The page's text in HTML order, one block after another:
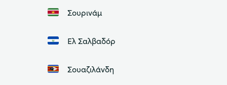
Σουρινάμ
Ελ Σαλβαδόρ
Σουαζιλάνδη